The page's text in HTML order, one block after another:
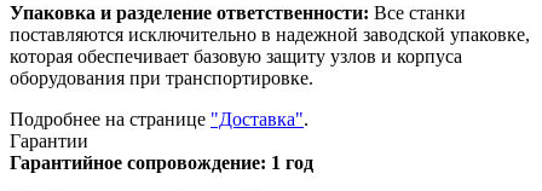
Упаковка и разделение ответственности: Все станки
поставляются исключительно в надежной заводской упаковке,
которая обеспечивает базовую защиту узлов и корпуса
оборудования при транспортировке.
Подробнее на странице "Доставка".
Гарантии
Гарантийное сопровождение: 1 год